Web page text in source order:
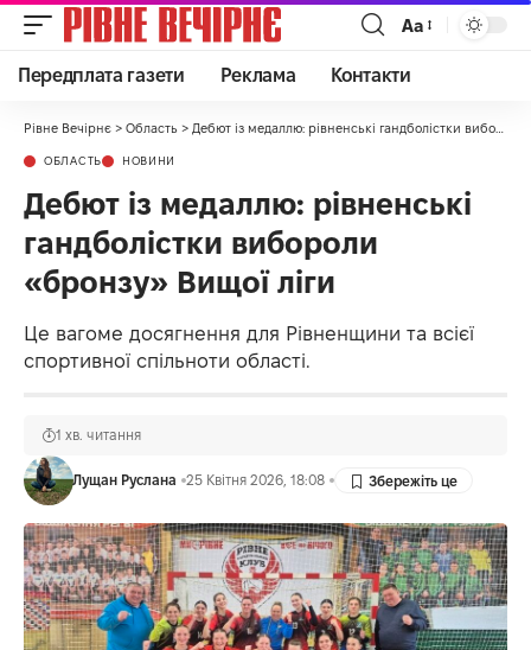
Аа
Передплата газети Реклама Контакти
Рівне Вечірнє > Область > Дебют із медаллю: рівненські гандболістки вибороли «бронзу» Вищої ліги
ОБЛАСТЬ НОВИНИ
Дебют із медаллю: рівненські
гандболістки вибороли
«бронзу» Вищої ліги
Це вагоме досягнення для Рівненщини та всієї
спортивної спільноти області.
Лущан Руслана 25 Квітня 2026, 18:08
1 хв. читання